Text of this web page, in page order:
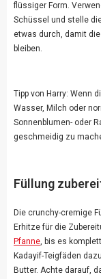
flüssiger Form.
Schüssel und stelle
etwas durch, damit
bleiben.
Tipp von Harry: Wenn
Wasser, Milch oder
Sonnenblumen- oder
geschmeidig zu
Füllung
Die crunchy-cremige
Erhitze für die
Pfanne, bis es
Kadayif-Teigfäden
Butter. Achte darauf,